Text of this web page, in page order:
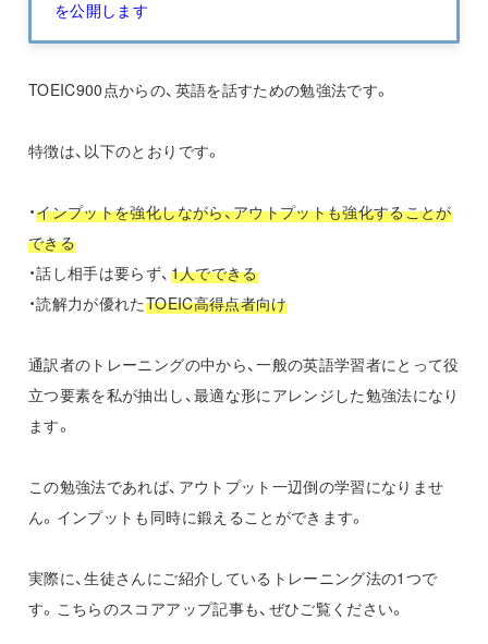
を公開します
TOEIC900点からの、英語を話すための勉強法です。
特徴は、以下のとおりです。
・インプットを強化しながら、アウトプットも強化することが
できる
・話し相手は要らず、 1人でできる
・読解力が優れたTOEIC高得点者向け
通訳者のトレーニングの中から、一般の英語学習者にとって役
立つ要素を私が抽出し、最適な形にアレンジした勉強法になり
ます。
この勉強法であれば、アウトプット一辺倒の学習になりませ
ん。インプットも同時に鍛えることができます。
実際に、生徒さんにご紹介しているトレーニング法の1つで
す。こちらのスコアアップ記事も、ぜひご覧ください。